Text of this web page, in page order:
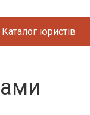
Каталог юристів